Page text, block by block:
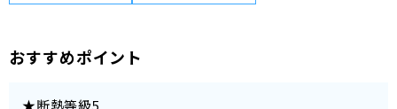
おすすめポイント
★断熱等級5